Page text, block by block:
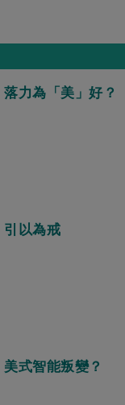
落力為「美」好？
引以為戒
美式智能叛變？